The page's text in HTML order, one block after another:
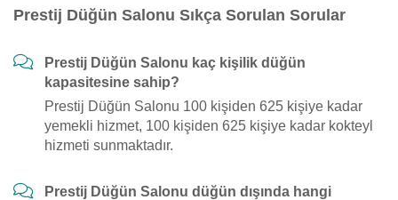
Prestij Düğün Salonu Sıkça Sorulan Sorular
Prestij Düğün Salonu kaç kişilik düğün
kapasitesine sahip?
Prestij Düğün Salonu 100 kişiden 625 kişiye kadar
yemekli hizmet, 100 kişiden 625 kişiye kadar kokteyl
hizmeti sunmaktadır.
Prestij Düğün Salonu düğün dışında hangi